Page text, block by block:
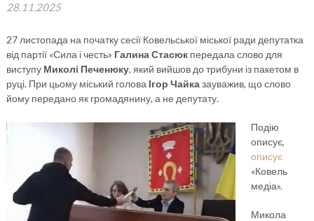
28.11.2025
27 листопада на початку сесії Ковельської міської ради депутатка
від партії «Сила і честь» Галина Стасюкпередала слово для
виступу Миколі Печенюку, який вийшов до трибуни із пакетом в
руці. При цьому міський голова Ігор Чайказауважив, що слово
йому передано як громадянину, а не депутату.
Подію
описує,
описує
«Ковель
медіа».
Микола